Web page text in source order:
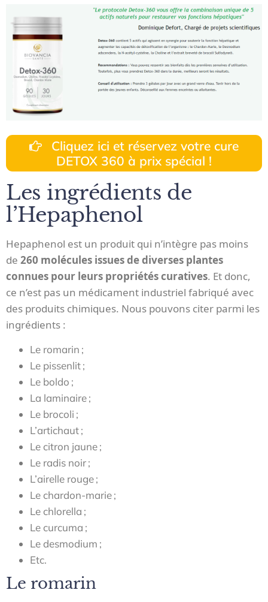
Cliquez ici et réservez votre cure
DETOX 360 à prix spécial !
Les ingrédients de
l’Hepaphenol
Hepaphenol est un produit qui n’intègre pas moins
de 260 molécules issues de diverses plantes
connues pour leurs propriétés curatives. Et donc,
ce n’est pas un médicament industriel fabriqué avec
des produits chimiques. Nous pouvons citer parmi les
ingrédients :
Le romarin ;
Le pissenlit ;
Le boldo ;
La laminaire ;
Le brocoli ;
L’artichaut ;
Le citron jaune ;
Le radis noir ;
L’airelle rouge ;
Le chardon-marie ;
Le chlorella ;
Le curcuma ;
Le desmodium ;
Etc.
Le romarin